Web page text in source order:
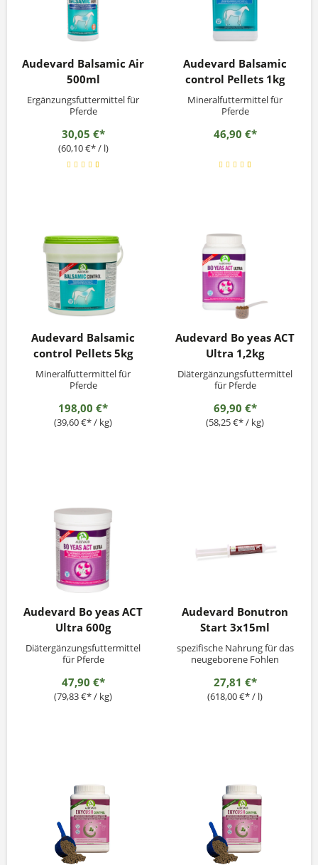
Audevard Balsamic Air
500ml
Ergänzungsfuttermittel für
Pferde
30,05 €*
(60,10 €* / l)
Audevard Balsamic
control Pellets 1kg
Mineralfuttermittel für
Pferde
46,90 €*
Audevard Balsamic
control Pellets 5kg
Mineralfuttermittel für
Pferde
198,00 €*
(39,60 €* / kg)
Audevard Bo yeas ACT
Ultra 1,2kg
Diätergänzungsfuttermittel
für Pferde
69,90 €*
(58,25 €* / kg)
Audevard Bo yeas ACT
Ultra 600g
Diätergänzungsfuttermittel
für Pferde
47,90 €*
(79,83 €* / kg)
Audevard Bonutron
Start 3x15ml
spezifische Nahrung für das
neugeborene Fohlen
27,81 €*
(618,00 €* / l)